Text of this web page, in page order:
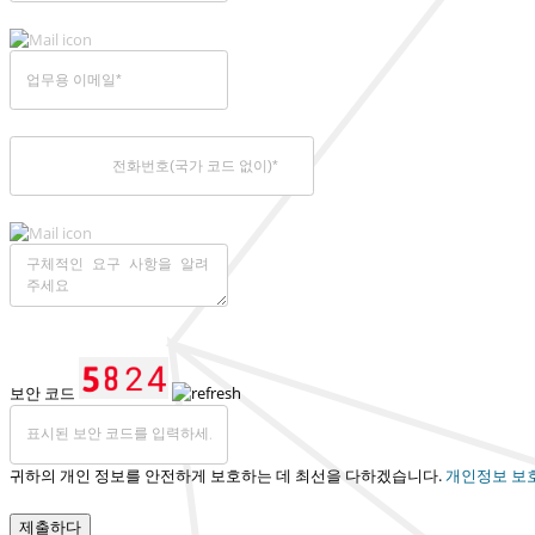
보안 코드
귀하의 개인 정보를 안전하게 보호하는 데 최선을 다하겠습니다. 개인정보 보
제출하다